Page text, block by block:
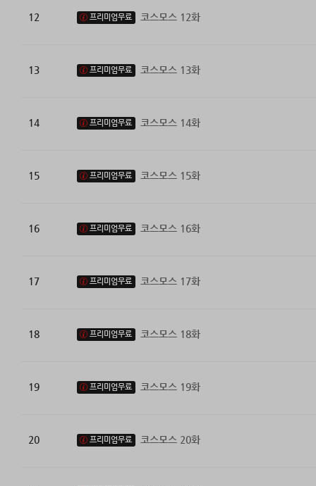
12 프리미엄무료 코스모스 12화
13 프리미엄무료 코스모스 13화
14 프리미엄무료 코스모스 14화
15 프리미엄무료 코스모스 15화
16 프리미엄무료 코스모스 16화
17 프리미엄무료 코스모스 17화
18 프리미엄무료 코스모스 18화
19 프리미엄무료 코스모스 19화
20 프리미엄무료 코스모스 20화